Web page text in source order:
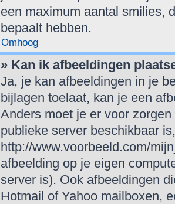
een maximum aantal smilies,
bepaalt hebben.
Omhoog
» Kan ik afbeeldingen
Ja, je kan afbeeldingen in je
bijlagen toelaat, kan je een
Anders moet je er voor
publieke server beschikbaar
http://www.voorbeeld.com/
afbeelding op je eigen
server is). Ook afbeeldingen
Hotmail of Yahoo mailboxen,